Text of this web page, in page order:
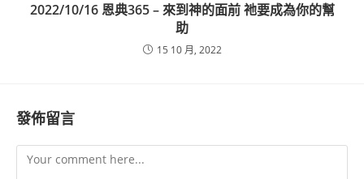
2022/10/16 恩典365 – 來到神的面前 祂要成為你的幫
助
15 10 月, 2022
發佈留言